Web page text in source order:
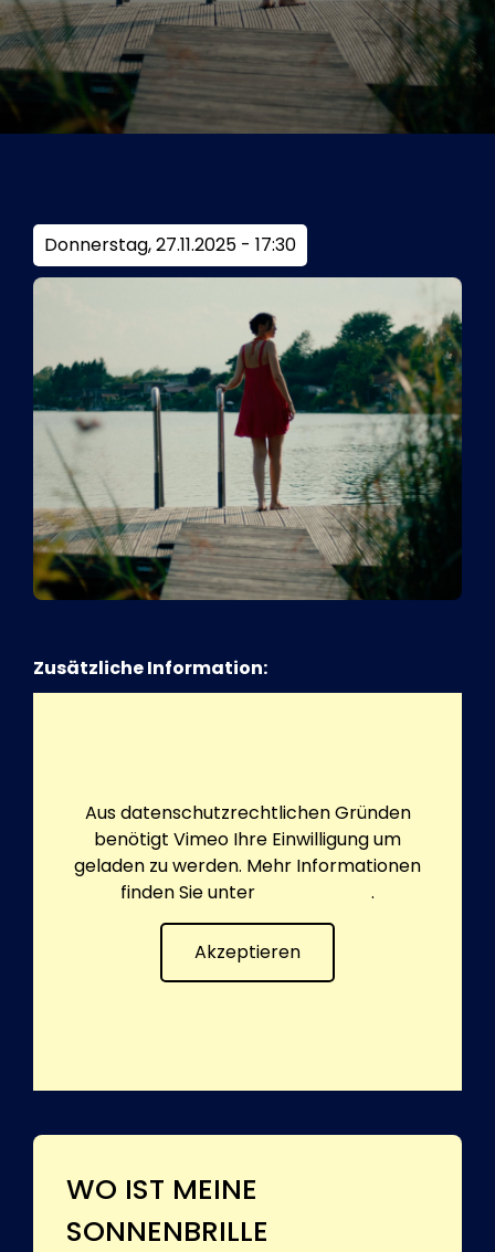
Tickets
Kurier Romy 2026
Donnerstag, 27.11.2025 - 17:30
Zusätzliche Information:
Aus datenschutzrechtlichen Gründen
benötigt Vimeo Ihre Einwilligung um
geladen zu werden. Mehr Informationen
finden Sie unter
.
Akzeptieren
WO IST MEINE
SONNENBRILLE